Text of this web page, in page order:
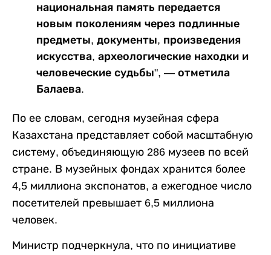
национальная память передается
новым поколениям через подлинные
предметы, документы, произведения
искусства, археологические находки и
человеческие судьбы", — отметила
Балаева.
По ее словам, сегодня музейная сфера
Казахстана представляет собой масштабную
систему, объединяющую 286 музеев по всей
стране. В музейных фондах хранится более
4,5 миллиона экспонатов, а ежегодное число
посетителей превышает 6,5 миллиона
человек.
Министр подчеркнула, что по инициативе